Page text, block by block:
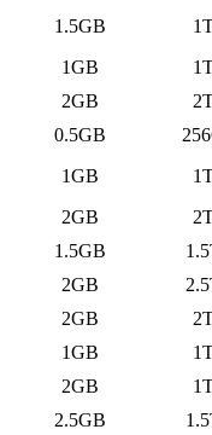
1.5GB
1GB
2GB
0.5GB
1GB
2GB
1.5GB
2GB
2GB
1GB
2GB
2.5GB